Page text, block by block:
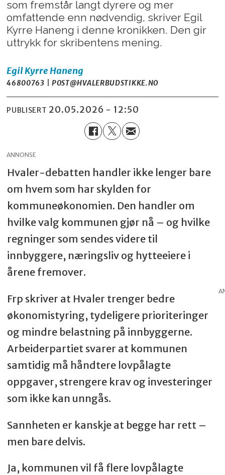
som fremstår langt dyrere og mer
omfattende enn nødvendig, skriver Egil
Kyrre Haneng i denne kronikken. Den gir
uttrykk for skribentens mening.
Egil Kyrre Haneng
46800763 | POST@HVALERBUDSTIKKE.NO
PUBLISERT 20.05.2026 - 12:50
ANNONSE
Hvaler-debatten handler ikke lenger bare
om hvem som har skylden for
kommuneøkonomien. Den handler om
hvilke valg kommunen gjør nå – og hvilke
regninger som sendes videre til
innbyggere, næringsliv og hytteeiere i
årene fremover.
Frp skriver at Hvaler trenger bedre
økonomistyring, tydeligere prioriteringer
og mindre belastning på innbyggerne.
Arbeiderpartiet svarer at kommunen
samtidig må håndtere lovpålagte
oppgaver, strengere krav og investeringer
som ikke kan unngås.
Sannheten er kanskje at begge har rett –
men bare delvis.
Ja, kommunen vil få flere lovpålagte